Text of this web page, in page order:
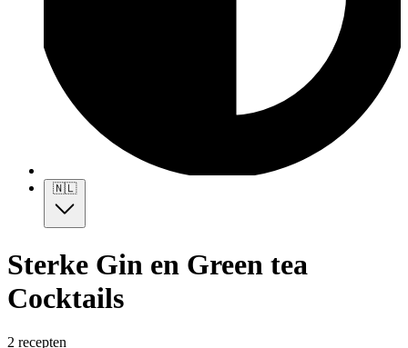
🇳🇱
Sterke Gin en Green tea
Cocktails
2 recepten